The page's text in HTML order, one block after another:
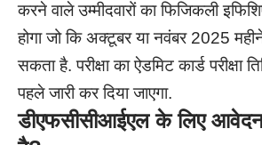
करने वाले उम्मीदवारों का फिजिकली
होगा जो कि अक्टूबर या नवंबर 2025
सकता है. परीक्षा का ऐडमिट कार्ड परीक्षा
पहले जारी कर दिया जाएगा.
डीएफसीसीआईएल के लिए आवेदन